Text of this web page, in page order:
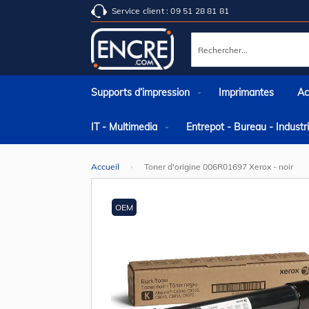
Service client : 09 51 28 81 81
Rechercher
Supports d’impression Imprimantes
IT - Multimedia Entrepot - Bureau -
Accueil
Toner d'origine 006R01697 Xerox - noir
OEM